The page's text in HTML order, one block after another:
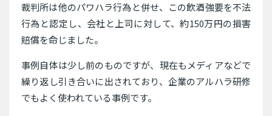
裁判所は他のパワハラ行為と併せ、この飲酒強要を不法
行為と認定し、会社と上司に対して、約150万円の損害
賠償を命じました。
事例自体は少し前のものですが、現在もメディアなどで
繰り返し引き合いに出されており、企業のアルハラ研修
でもよく使われている事例です。